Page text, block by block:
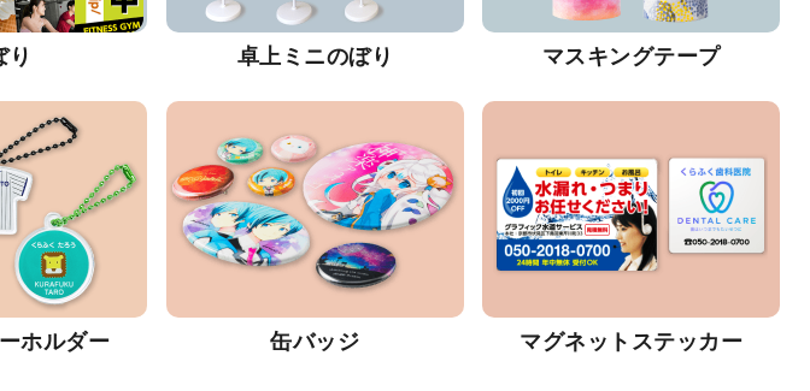
り 卓上ミニのぼり マスキングテープ
ホルダー 缶バッジ マグネットステッカー